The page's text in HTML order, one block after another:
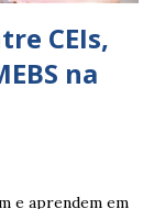
CEIs,
na
e aprendem em